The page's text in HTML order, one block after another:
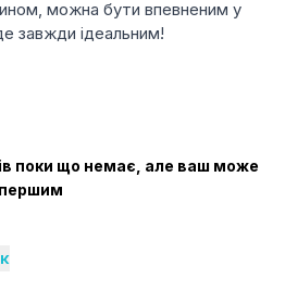
можна бути впевненим у
завжди ідеальним!
поки що немає, але ваш може